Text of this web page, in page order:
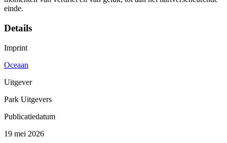
einde.
Details
Imprint
Oceaan
Uitgever
Park Uitgevers
Publicatiedatum
19 mei 2026